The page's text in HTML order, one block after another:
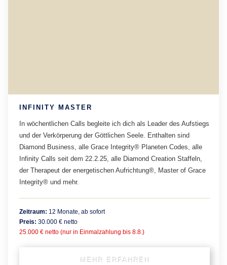
INFINITY MASTER
In wöchentlichen Calls begleite ich dich als Leader des Aufstiegs
und der Verkörperung der Göttlichen Seele. Enthalten sind
Diamond Business, alle Grace Integrity® Planeten Codes, alle
Infinity Calls seit dem 22.2.25, alle Diamond Creation Staffeln,
der Therapeut der energetischen Aufrichtung®, Master of Grace
Integrity® und mehr.
Zeitraum: 12 Monate, ab sofort
Preis: 30.000 € netto
25.000 € netto (nur in Einmalzahlung bis 8.8.)
MEHR ERFAHREN